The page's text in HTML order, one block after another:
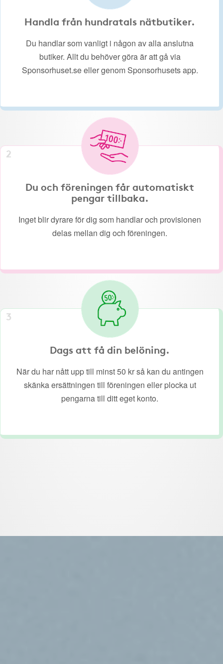
Handla från hundratals nätbutiker.
Du handlar som vanligt i någon av alla anslutna
butiker. Allt du behöver göra är att gå via
Sponsorhuset.se eller genom Sponsorhusets app.
2
Du och föreningen får automatiskt
pengar tillbaka.
Inget blir dyrare för dig som handlar och provisionen
delas mellan dig och föreningen.
3
Dags att få din belöning.
När du har nått upp till minst 50 kr så kan du antingen
skänka ersättningen till föreningen eller plocka ut
pengarna till ditt eget konto.